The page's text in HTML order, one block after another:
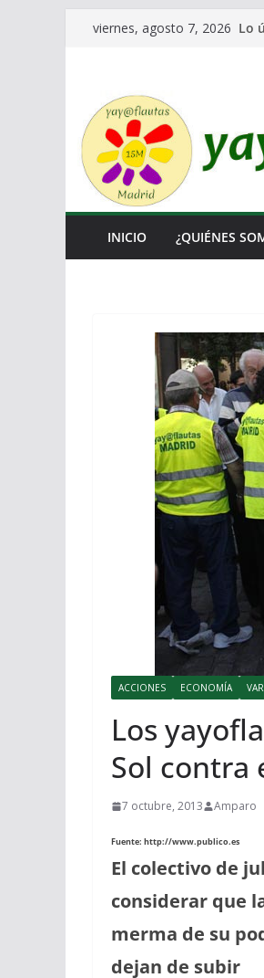
Saltarviernes, agosto 7, 2026 Lo
INICIO ¿QUIÉNES
ACCIONES ECONOMÍA
Los
Sol contra
7 octubre, 2013 Amparo
Fuente: http://www.publico.es
El colectivo de
considerar que
merma de su
dejan de subir